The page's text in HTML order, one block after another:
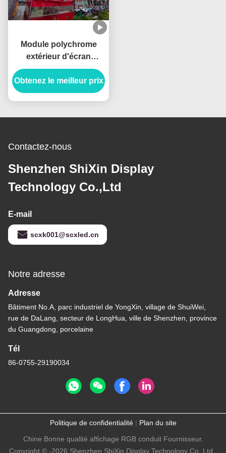
Module polychrome
extérieur d'écran
d'affichage à LED
d'IP65 IP67 P6 SMD2727
RVB 32x32
Obtenez le meilleur prix
Contactez-nous
Shenzhen ShiXin Display
Technology Co.,Ltd
E-mail
scxk001@scxled.cn
Notre adresse
Adresse
Bâtiment No.A, parc industriel de YongXin, village de ShuiWei,
rue de DaLang, secteur de LongHua, ville de Shenzhen, province
du Guangdong, porcelaine
Tél
86-0755-29190034
Politique de confidentialité| Plan du site
Chine Bonne qualité affichage RGB conduit Fournisseur.
Copyright © -2026 Shenzhen ShiXin Display Technology Co.,Ltd .